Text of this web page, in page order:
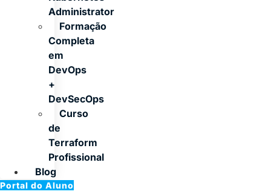
Administrator
Formação
Completa
em
DevOps
+
DevSecOps
Curso
de
Terraform
Profissional
Blog
Portal do Aluno